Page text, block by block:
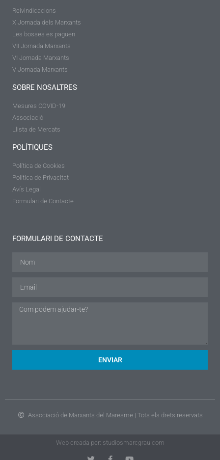
Reivindicacions
X Jornada dels Marxants
Les bosses es paguen
VII Jornada Marxants
VI Jornada Marxants
V Jornada Marxants
SOBRE NOSALTRES
Mesures COVID-19
Associació
Llista de Mercats
POLÍTIQUES
Política de Cookies
Política de Privacitat
Avís Legal
Formulari de Contacte
FORMULARI DE CONTACTE
ENVIAR
Associació de Marxants del Maresme | Tots els drets reservats
Web creada per: studiosmarcgrau.com